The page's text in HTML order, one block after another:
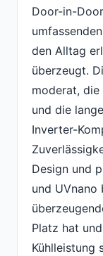
Door-in-
den Alltag
überzeugt.
moderat,
und die
Inverter-
Design und
und UVnano
Platz hat
Kühlleistung